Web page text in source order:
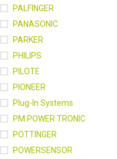
PALFINGER
PANASONIC
PARKER
PHILIPS
PILOTE
PIONEER
Plug-In Systems
PM POWER TRONIC
POTTINGER
POWERSENSOR